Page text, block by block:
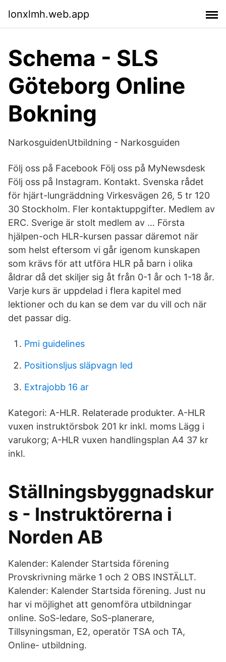
lonxlmh.web.app
Schema - SLS
Göteborg Online
Bokning
NarkosguidenUtbildning - Narkosguiden
Följ oss på Facebook Följ oss på MyNewsdesk
Följ oss på Instagram. Kontakt. Svenska rådet
för hjärt-lungräddning Virkesvägen 26, 5 tr 120
30 Stockholm. Fler kontaktuppgifter. Medlem av
ERC. Sverige är stolt medlem av … Första
hjälpen-och HLR-kursen passar däremot när
som helst eftersom vi går igenom kunskapen
som krävs för att utföra HLR på barn i olika
åldrar då det skiljer sig åt från 0-1 år och 1-18 år.
Varje kurs är uppdelad i flera kapitel med
lektioner och du kan se dem var du vill och när
det passar dig.
Pmi guidelines
Positionsljus släpvagn led
Extrajobb 16 ar
Kategori: A-HLR. Relaterade produkter. A-HLR
vuxen instruktörsbok 201 kr inkl. moms Lägg i
varukorg; A-HLR vuxen handlingsplan A4 37 kr
inkl.
Ställningsbyggnadskur
s - Instruktörerna i
Norden AB
Kalender: Kalender Startsida förening
Provskrivning märke 1 och 2 OBS INSTÄLLT.
Kalender: Kalender Startsida förening. Just nu
har vi möjlighet att genomföra utbildningar
online. SoS-ledare, SoS-planerare,
Tillsyningsman, E2, operatör TSA och TA,
Online- utbildning.